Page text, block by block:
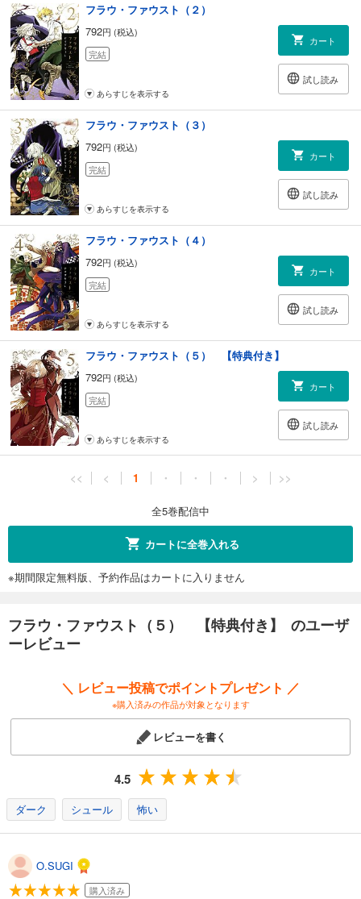
フラウ・ファウスト（２）
792円 (税込)
完結
カート
試し読み
あらすじを表示する
フラウ・ファウスト（３）
792円 (税込)
完結
カート
試し読み
あらすじを表示する
フラウ・ファウスト（４）
792円 (税込)
完結
カート
試し読み
あらすじを表示する
フラウ・ファウスト（５） 【特典付き】
792円 (税込)
完結
カート
試し読み
あらすじを表示する
<< < 1 ・ ・ ・ > >>
全5巻配信中
カートに全巻入れる
※期間限定無料版、予約作品はカートに入りません
フラウ・ファウスト（５） 【特典付き】 のユーザ
ーレビュー
＼ レビュー投稿でポイントプレゼント ／
※購入済みの作品が対象となります
レビューを書く
4.5
ダーク シュール 怖い
O.SUGI
購入済み